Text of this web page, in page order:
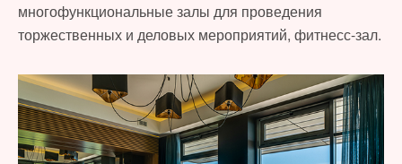
многофункциональные залы для проведения
торжественных и деловых мероприятий, фитнесс-зал.